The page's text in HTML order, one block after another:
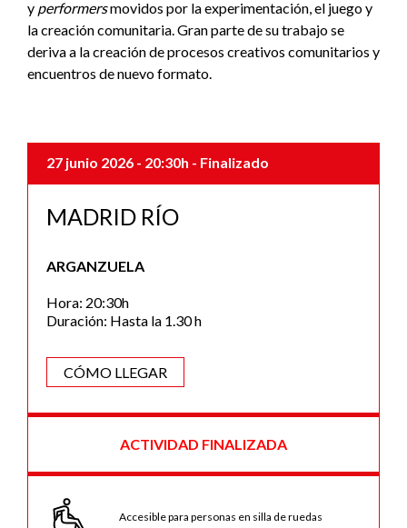
y performersmovidos por la experimentación, el juego y
la creación comunitaria. Gran parte de su trabajo se
deriva a la creación de procesos creativos comunitarios y
encuentros de nuevo formato.
27 junio 2026 - 20:30h - Finalizado
MADRID RÍO
ARGANZUELA
Hora: 20:30h
Duración: Hasta la 1.30 h
CÓMO LLEGAR
ACTIVIDAD FINALIZADA
Accesible para personas en silla de ruedas